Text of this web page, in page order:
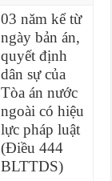
03 năm kể từ
ngày bản án,
quyết định
dân sự của
Tòa án nước
ngoài có hiệu
lực pháp luật
(Điều 444
BLTTDS)